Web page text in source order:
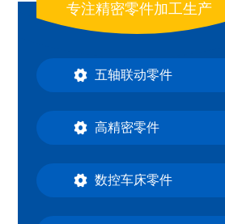
专注精密零件加工生产
五轴联动零件
高精密零件
数控车床零件